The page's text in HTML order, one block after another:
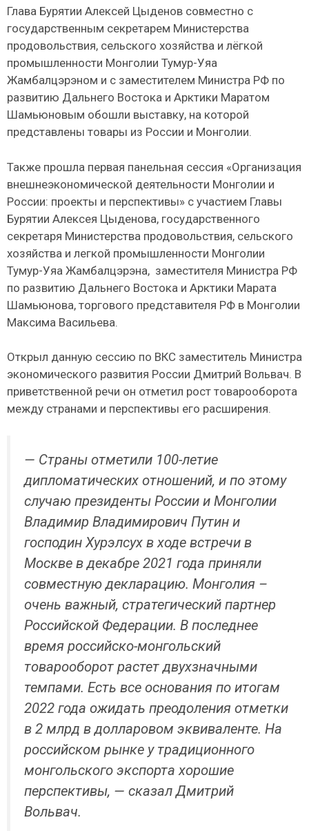
Глава Бурятии Алексей Цыденов совместно с
государственным секретарем Министерства
продовольствия, сельского хозяйства и лёгкой
промышленности Монголии Тумур-Уяа
Жамбалцэрэном и с заместителем Министра РФ по
развитию Дальнего Востока и Арктики Маратом
Шамьюновым обошли выставку, на которой
представлены товары из России и Монголии.
Также прошла первая панельная сессия «Организация
внешнеэкономической деятельности Монголии и
России: проекты и перспективы» с участием Главы
Бурятии Алексея Цыденова, государственного
секретаря Министерства продовольствия, сельского
хозяйства и легкой промышленности Монголии
Тумур-Уяа Жамбалцэрэна, заместителя Министра РФ
по развитию Дальнего Востока и Арктики Марата
Шамьюнова, торгового представителя РФ в Монголии
Максима Васильева.
Открыл данную сессию по ВКС заместитель Министра
экономического развития России Дмитрий Вольвач. В
приветственной речи он отметил рост товарооборота
между странами и перспективы его расширения.
— Страны отметили 100-летие
дипломатических отношений, и по этому
случаю президенты России и Монголии
Владимир Владимирович Путин и
господин Хурэлсух в ходе встречи в
Москве в декабре 2021 года приняли
совместную декларацию. Монголия –
очень важный, стратегический партнер
Российской Федерации. В последнее
время российско-монгольский
товарооборот растет двухзначными
темпами. Есть все основания по итогам
2022 года ожидать преодоления отметки
в 2 млрд в долларовом эквиваленте. На
российском рынке у традиционного
монгольского экспорта хорошие
перспективы, — сказал Дмитрий
Вольвач.